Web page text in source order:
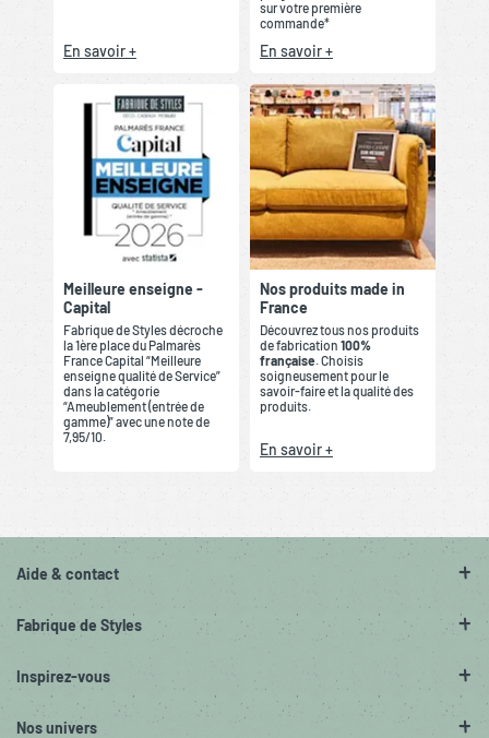
En savoir +
sur votre première
commande*
En savoir +
Meilleure enseigne -
Capital
Fabrique de Styles décroche
la 1ère place du Palmarès
France Capital “Meilleure
enseigne qualité de Service”
dans la catégorie
“Ameublement (entrée de
gamme)” avec une note de
7,95/10.
Nos produits made in
France
Découvrez tous nos produits
de fabrication 100%
française . Choisis
soigneusement pour le
savoir-faire et la qualité des
produits.
En savoir +
Aide & contact
Fabrique de Styles
Inspirez-vous
Nos univers